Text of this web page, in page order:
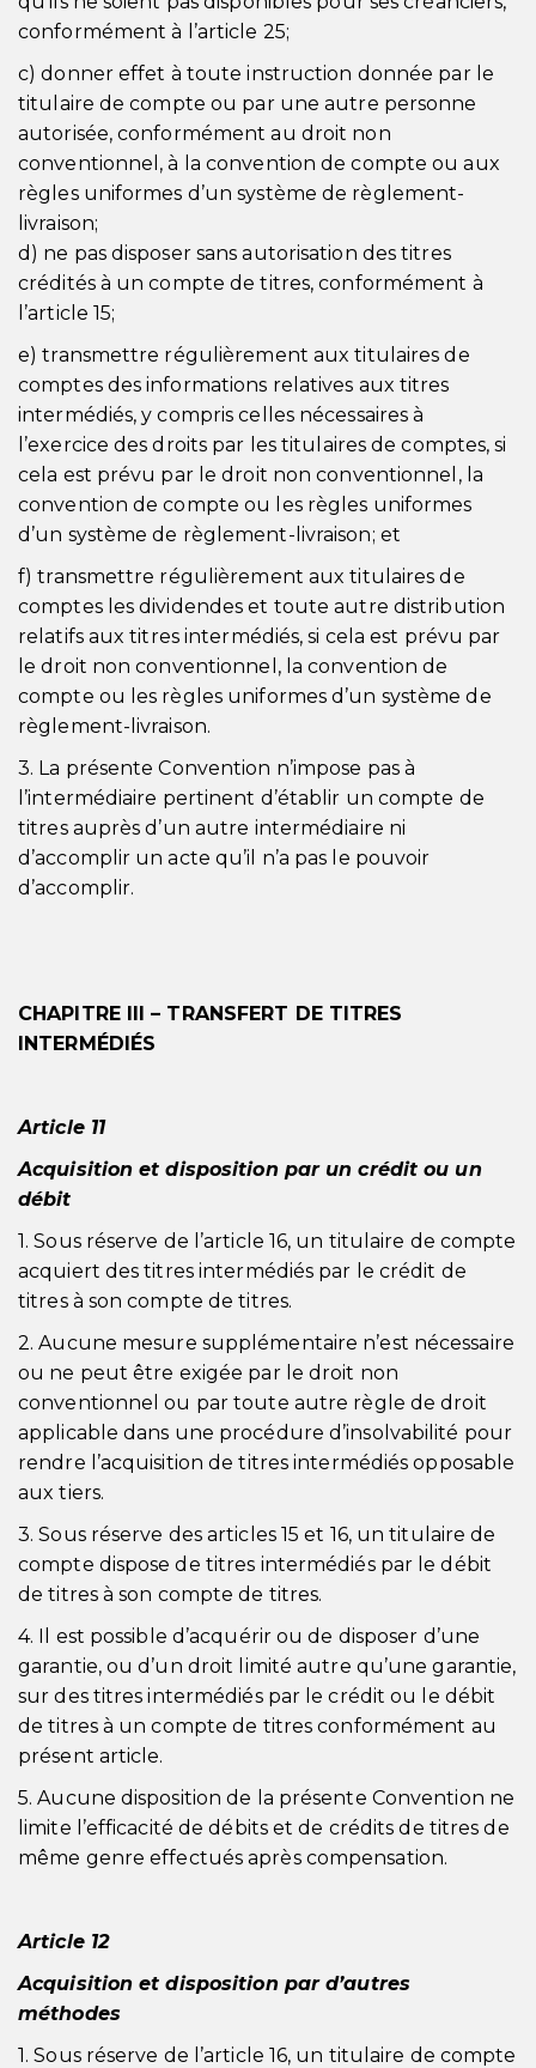
conformément à l’article 25;
c) donner effet à toute instruction donnée par le
titulaire de compte ou par une autre personne
autorisée, conformément au droit non
conventionnel, à la convention de compte ou aux
règles uniformes d’un système de règlement-
livraison;
d) ne pas disposer sans autorisation des titres
crédités à un compte de titres, conformément à
l’article 15;
e) transmettre régulièrement aux titulaires de
comptes des informations relatives aux titres
intermédiés, y compris celles nécessaires à
l’exercice des droits par les titulaires de comptes, si
cela est prévu par le droit non conventionnel, la
convention de compte ou les règles uniformes
d’un système de règlement-livraison; et
f) transmettre régulièrement aux titulaires de
comptes les dividendes et toute autre distribution
relatifs aux titres intermédiés, si cela est prévu par
le droit non conventionnel, la convention de
compte ou les règles uniformes d’un système de
règlement-livraison.
3. La présente Convention n’impose pas à
l’intermédiaire pertinent d’établir un compte de
titres auprès d’un autre intermédiaire ni
d’accomplir un acte qu’il n’a pas le pouvoir
d’accomplir.
CHAPITRE III – TRANSFERT DE TITRES
INTERMÉDIÉS
Article 11
Acquisition et disposition par un crédit ou un
débit
1. Sous réserve de l’article 16, un titulaire de compte
acquiert des titres intermédiés par le crédit de
titres à son compte de titres.
2. Aucune mesure supplémentaire n’est nécessaire
ou ne peut être exigée par le droit non
conventionnel ou par toute autre règle de droit
applicable dans une procédure d’insolvabilité pour
rendre l’acquisition de titres intermédiés opposable
aux tiers.
3. Sous réserve des articles 15 et 16, un titulaire de
compte dispose de titres intermédiés par le débit
de titres à son compte de titres.
4. Il est possible d’acquérir ou de disposer d’une
garantie, ou d’un droit limité autre qu’une garantie,
sur des titres intermédiés par le crédit ou le débit
de titres à un compte de titres conformément au
présent article.
5. Aucune disposition de la présente Convention ne
limite l’efficacité de débits et de crédits de titres de
même genre effectués après compensation.
Article 12
Acquisition et disposition par d’autres
méthodes
1. Sous réserve de l’article 16, un titulaire de compte